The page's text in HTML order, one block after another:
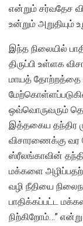
என்றும் சர்வதேச
உன்றும் அறுதியும்
இந்த நிலையில்
திருப்பி உள்ளக
மாயத் தோற்றத்தை
ஒவ்வொருவரும்
இத்தகைய தந்திர
விசாரணைக்கு
ஸ்ரீலங்காவின்
மக்களை
வழி நீதியை
பாதிக்கப்பட்ட
நிற்கிறோம்…”